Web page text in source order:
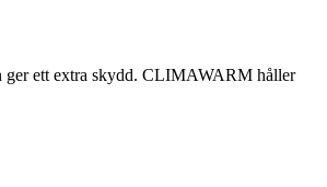
ger ett extra skydd. CLIMAWARM håller